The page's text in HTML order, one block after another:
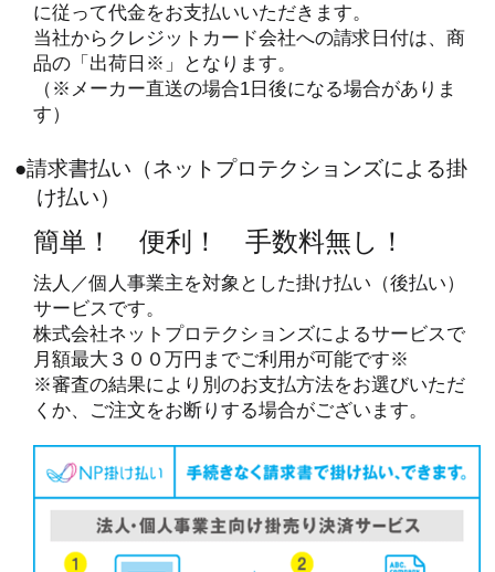
に従って代金をお支払いいただきます。
当社からクレジットカード会社への請求日付は、商
品の「出荷日※」となります。
（※メーカー直送の場合1日後になる場合がありま
す）
●請求書払い（ネットプロテクションズによる掛
け払い）
簡単！ 便利！ 手数料無し！
法人／個人事業主を対象とした掛け払い（後払い）
サービスです。
株式会社ネットプロテクションズによるサービスで
月額最大３００万円までご利用が可能です※
※審査の結果により別のお支払方法をお選びいただ
くか、ご注文をお断りする場合がございます。